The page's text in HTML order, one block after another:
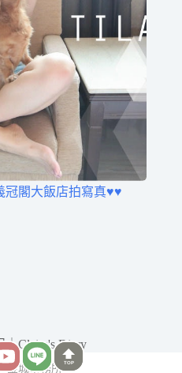
冠閣大飯店拍寫真♥♥
Claire's Diary
TOP
金城事務所